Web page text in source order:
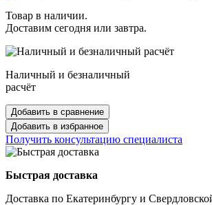
Товар в наличии.
Доставим сегодня или завтра.
Наличный и безналичный
расчёт
Добавить в сравнение
Добавить в избранное
Получить консультацию специалиста
Быстрая доставка
Доставка по Екатеринбургу и